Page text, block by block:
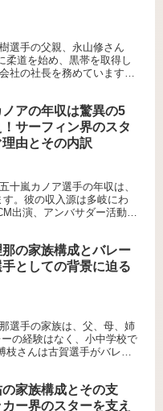
選手の父親、永山修さん
柔道を始め、黒帯を取得し
社の社長を務めています。
アの年収は驚異の5
サーフィン界のスタ
由とその内訳
十嵐カノア選手の年収は、
。彼の収入源は多岐にわ
出演、アンバサダー活動な
の家族構成とバレー
としての背景に迫る
選手の家族は、父、母、姉
の経験はなく、小中学校で
枝さんは古賀選手がバレー
家族構成とその支
ー界のスターを支え